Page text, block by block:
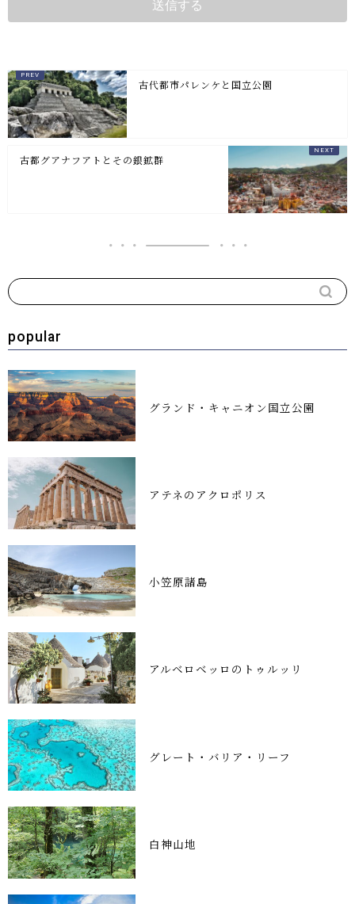
古代都市パレンケと国立公園
古都グアナフアトとその銀鉱群
popular
グランド・キャニオン国立公園
アテネのアクロポリス
小笠原諸島
アルベロベッロのトゥルッリ
グレート・バリア・リーフ
白神山地